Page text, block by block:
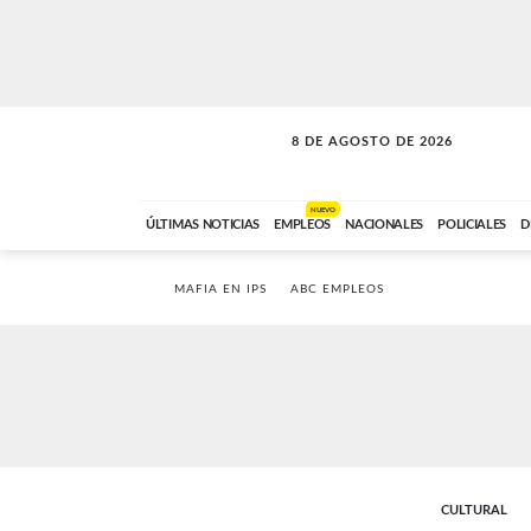
8 DE AGOSTO DE 2026
SOLO MÚSICA
ÚLTIMAS NOTICIAS EMPLEOS
NUEVO
NACIONALES POLICIALES
MAFIA EN IPS ABC EMPLEOS
CULTURAL